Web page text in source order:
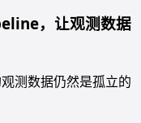
，让观测数据
测数据仍然是孤立的